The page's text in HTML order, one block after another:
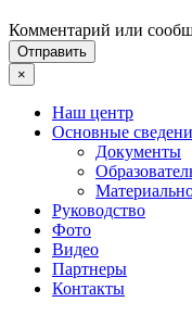
Комментарий или
Отправить
×
Наш центр
Основные
Документы
Руководство
Фото
Видео
Партнеры
Контакты